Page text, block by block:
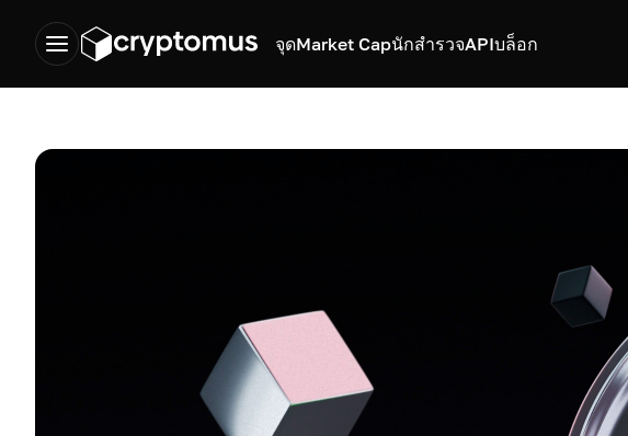
จุดMarket CapนักสำรวจAPIบล็อก